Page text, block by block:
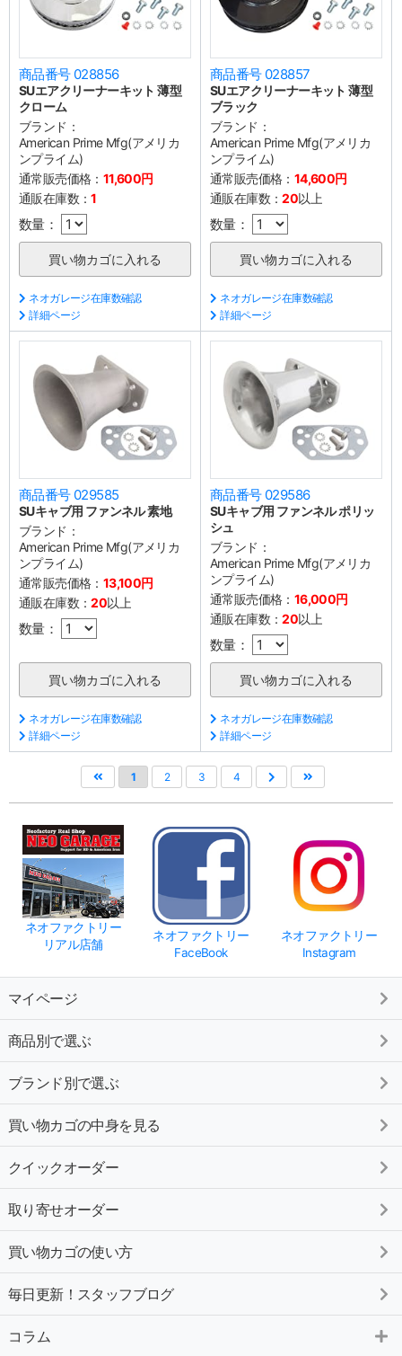
商品番号 028856
SUエアクリーナーキット 薄型
クローム
ブランド：
American Prime Mfg(アメリカ
ンプライム)
通常販売価格： 11,600円
通販在庫数：1
数量：
ネオガレージ在庫数確認
詳細ページ
商品番号 028857
SUエアクリーナーキット 薄型
ブラック
ブランド：
American Prime Mfg(アメリカ
ンプライム)
通常販売価格： 14,600円
通販在庫数：20以上
数量：
ネオガレージ在庫数確認
詳細ページ
商品番号 029585
SUキャブ用 ファンネル 素地
ブランド：
American Prime Mfg(アメリカ
ンプライム)
通常販売価格： 13,100円
通販在庫数：20以上
数量：
ネオガレージ在庫数確認
詳細ページ
商品番号 029586
SUキャブ用 ファンネル ポリッ
シュ
ブランド：
American Prime Mfg(アメリカ
ンプライム)
通常販売価格： 16,000円
通販在庫数：20以上
数量：
ネオガレージ在庫数確認
詳細ページ
1 2 3 4
ネオファクトリー
リアル店舗
ネオファクトリー
FaceBook
ネオファクトリー
Instagram
マイページ
商品別で選ぶ
ブランド別で選ぶ
買い物カゴの中身を見る
クイックオーダー
取り寄せオーダー
買い物カゴの使い方
毎日更新！スタッフブログ
コラム